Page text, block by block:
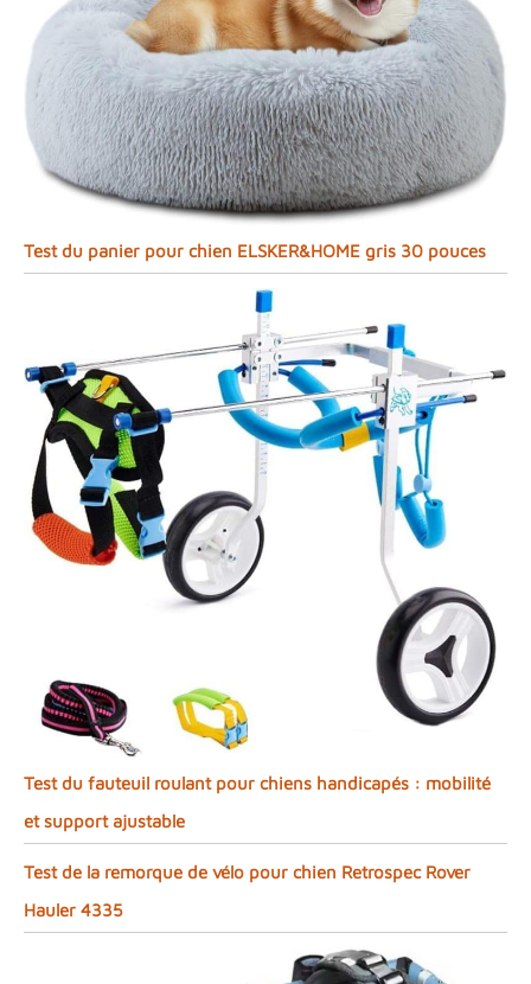
Test du panier pour chien ELSKER&HOME gris 30 pouces
Test du fauteuil roulant pour chiens handicapés : mobilité
et support ajustable
Test de la remorque de vélo pour chien Retrospec Rover
Hauler 4335